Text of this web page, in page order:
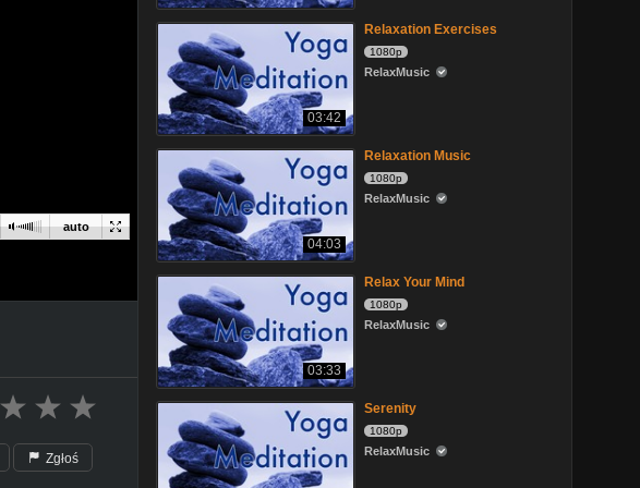
auto
Zgłoś
03:42
Relaxation Exercises
1080p
RelaxMusic
04:03
Relaxation Music
1080p
RelaxMusic
03:33
Relax Your Mind
1080p
RelaxMusic
Serenity
1080p
RelaxMusic